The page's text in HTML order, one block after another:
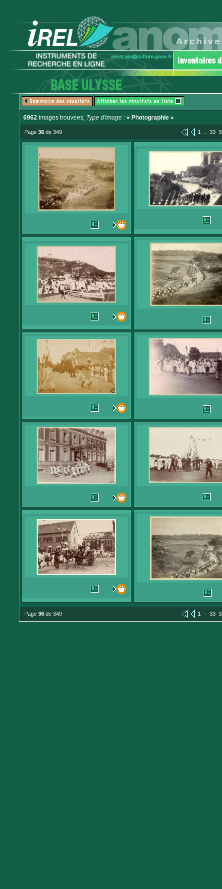
6962 images trouvées, Type d'image : « Photographie »
Page 36 de 349 1 ... 33
Page 36 de 349 1 ... 33